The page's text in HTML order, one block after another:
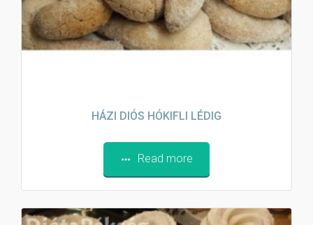
HÁZI DIÓS HÓKIFLI LÉDIG
Read more